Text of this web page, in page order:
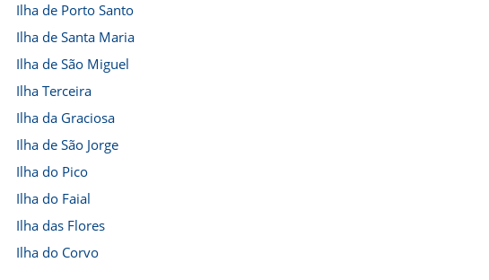
Ilha de Porto Santo
Ilha de Santa Maria
Ilha de São Miguel
Ilha Terceira
Ilha da Graciosa
Ilha de São Jorge
Ilha do Pico
Ilha do Faial
Ilha das Flores
Ilha do Corvo